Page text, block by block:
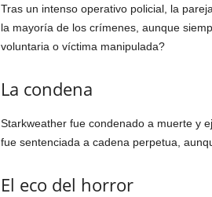
Tras un intenso operativo policial, la
la mayoría de los crímenes, aunque
voluntaria o víctima manipulada?
La condena
Starkweather fue condenado a muerte y
fue sentenciada a cadena perpetua,
El eco del horror